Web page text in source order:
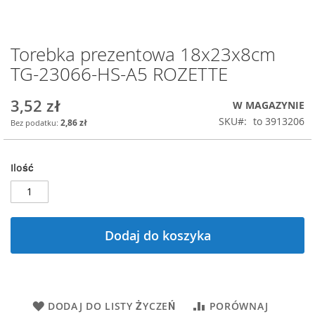
Przejdź
na
początek
Torebka prezentowa 18x23x8cm
TG-23066-HS-A5 ROZETTE
3,52 zł
2,86 zł
W MAGAZYNIE
SKU
to 3913206
Ilość
Dodaj do koszyka
DODAJ DO LISTY ŻYCZEŃ PORÓWNAJ